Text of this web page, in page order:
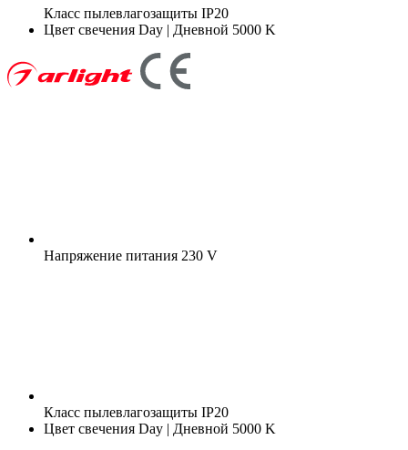
Класс пылевлагозащиты IP20
Цвет свечения Day | Дневной 5000 K
Напряжение питания 230 V
Класс пылевлагозащиты IP20
Цвет свечения Day | Дневной 5000 K